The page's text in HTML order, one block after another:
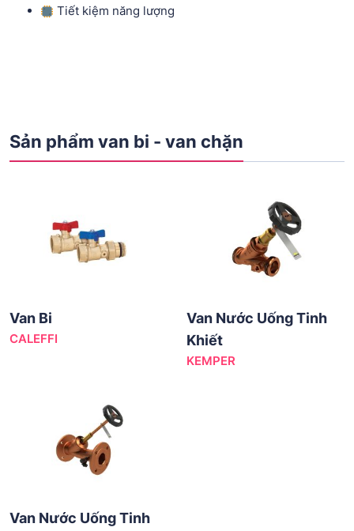
Tiết kiệm năng lượng
Sản phẩm van bi - van chặn
Van Bi
CALEFFI
Van Nước Uống Tinh
Khiết
KEMPER
Van Nước Uống Tinh